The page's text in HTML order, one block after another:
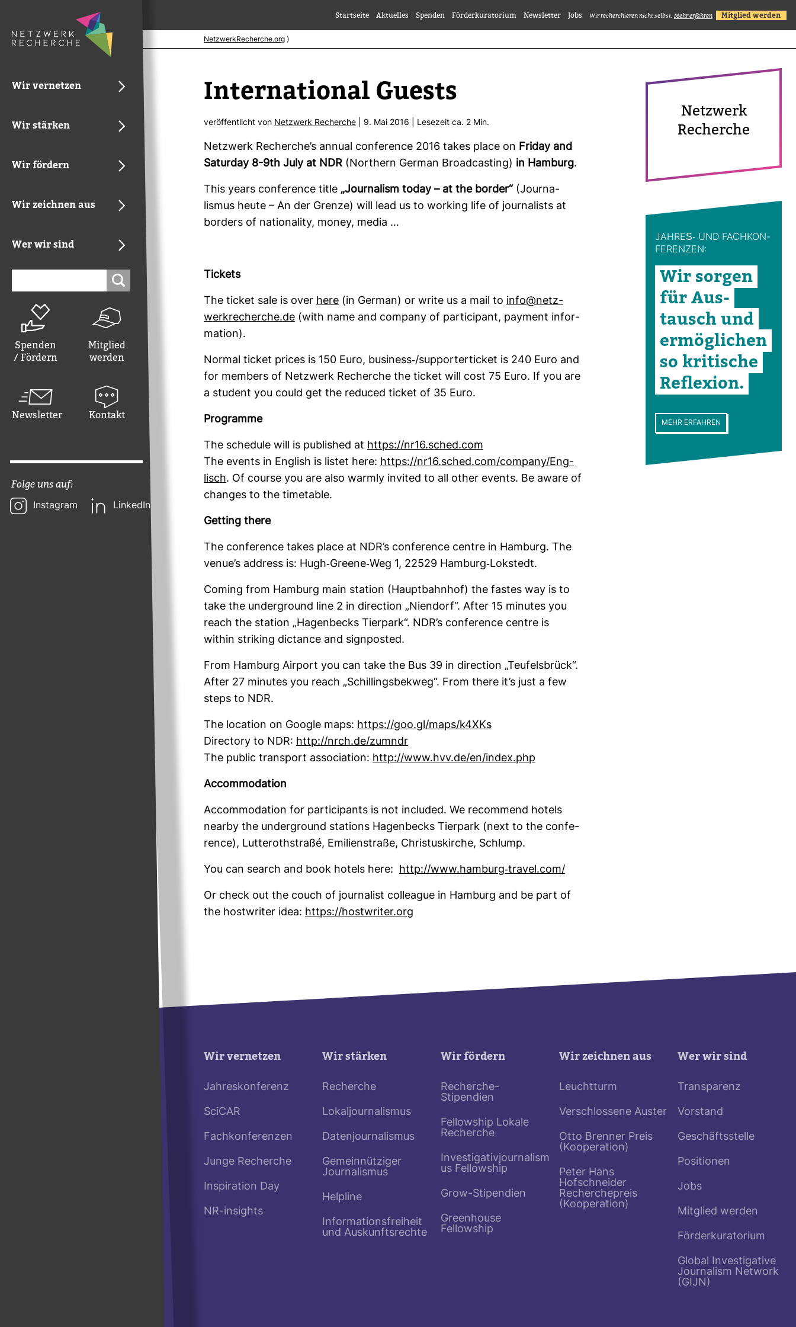
Wir vernetzen
Wir stärken
Wir fördern
Wir zeichnen aus
Wer wir sind
Spenden
/ Fördern
Mitglied
werden
Newsletter Kontakt
Folge uns auf:
Instagram LinkedIn
Startseite Aktuelles Spenden Förderkuratorium Newsletter Jobs Wir recherchieren nicht selbst. Mehr erfahren Mitglied werden
NetzwerkRecherche.org ⟩
Inter­na­tional Guests
ver­öf­fent­licht von Netz­werk Recherche | 9. Mai 2016 | Lese­zeit ca. 2 Min.
Netz­werk Recherche’s annual con­fe­rence 2016 takes place on Friday and
Saturday 8-9th July at NDR (Nor­thern German Broad­cas­ting) in Ham­burg.
This years con­fe­rence title „Jour­na­lism today – at the border“ (Jour­na­
lismus heute – An der Grenze) will lead us to working life of jour­na­lists at
bor­ders of natio­na­lity, money, media …
Tickets
The ticket sale is over here (in German) or write us a mail to info@netz­
werk­re­cherche.de (with name and com­pany of par­ti­ci­pant, pay­ment infor­
ma­tion).
Normal ticket prices is 150 Euro, busi­ness-​/sup­por­ter­ti­cket is 240 Euro and
for mem­bers of Netz­werk Recherche the ticket will cost 75 Euro. If you are
a stu­dent you could get the reduced ticket of 35 Euro.
Pro­gramme
The sche­dule will is published at https://nr16.sched.com
The events in Eng­lish is listet here: https://nr16.sched.com/com­pany/Eng­
lisch. Of course you are also warmly invited to all other events. Be aware of
changes to the time­table.
Get­ting there
The con­fe­rence takes place at NDR’s con­fe­rence centre in Ham­burg. The
venue’s address is: Hugh-​Greene-​Weg 1, 22529 Ham­burg-​Lok­stedt.
Coming from Ham­burg main sta­tion (Haupt­bahnhof) the fastes way is to
take the under­ground line 2 in direc­tion „Nien­dorf“. After 15 minutes you
reach the sta­tion „Hagen­becks Tier­park“. NDR’s con­fe­rence centre is
within stri­king dic­tance and sign­posted.
From Ham­burg Air­port you can take the Bus 39 in direc­tion „Teu­fels­brück“.
After 27 minutes you reach „Schil­lings­be­kweg“. From there it’s just a few
steps to NDR.
The loca­tion on Google maps: https://goo.gl/maps/k4XKs
Direc­tory to NDR: http://nrch.de/zumndr
The public trans­port asso­cia­tion: http://www.hvv.de/en/index.php
Accom­mo­da­tion
Accom­mo­da­tion for par­ti­ci­pants is not included. We recom­mend hotels
nearby the under­ground sta­tions Hagen­becks Tier­park (next to the con­fe­
rence), Lut­teroth­straße‎, Emi­li­en­straße, Chris­tus­kirche, Schlump.
You can search and book hotels here: http://www.ham­burg-​travel.com/
Or check out the couch of jour­na­list col­le­ague in Ham­burg and be part of
the host­writer idea: https://host­writer.org
Netz­werk
Recherche
JAHRES-​ UND FACH­KON­
FE­RENZEN:
Wir sorgen
für Aus­
tausch und
ermög­li­chen
so kri­ti­sche
Refle­xion.
MEHR ERFAHREN
Wir vernetzen
Jahreskonferenz
SciCAR
Fachkonferenzen
Junge Recherche
Inspiration Day
NR-insights
Wir stärken
Recherche
Lokaljournalismus
Datenjournalismus
Gemeinnütziger
Journalismus
Helpline
Informationsfreiheit
und Auskunftsrechte
Wir fördern
Recherche-
Stipendien
Fellowship Lokale
Recherche
Investigativjournalism
us Fellowship
Grow-Stipendien
Greenhouse
Fellowship
Wir zeichnen aus
Leuchtturm
Verschlossene Auster
Otto Brenner Preis
(Kooperation)
Peter Hans
Hofschneider
Recherchepreis
(Kooperation)
Wer wir sind
Transparenz
Vorstand
Geschäftsstelle
Positionen
Jobs
Mitglied werden
Förderkuratorium
Global Investigative
Journalism Network
(GIJN)